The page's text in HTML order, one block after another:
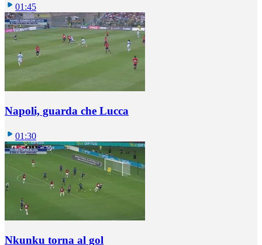
01:45
Napoli, guarda che Lucca
01:30
Nkunku torna al gol